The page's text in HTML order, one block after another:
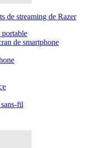
de streaming de Razer
portable
de smartphone
fil